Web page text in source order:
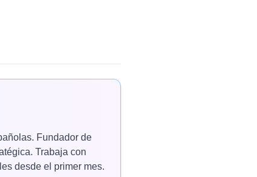
Fundador de
Trabaja con
desde el primer mes.